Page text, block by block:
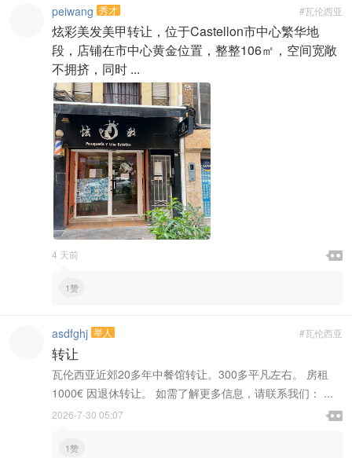
#瓦伦西亚
peiwang 秀才
炫彩美发美甲转让，位于Castellon市中心繁华地
段，店铺在市中心黄金位置，整整106㎡，空间宽敞
不拥挤，同时 ...

4 天前 
1赞
#瓦伦西亚
asdfghj 举人
转让
瓦伦西亚近郊20多年中餐馆转让。300多平凡左右。 房租
1000€ 因退休转让。 如需了解更多信息，请联系我们： ...

2026-7-30 05:07 
1赞